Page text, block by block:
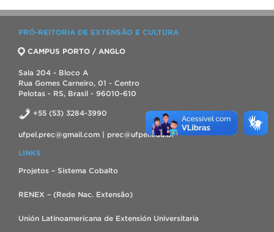
PRÓ-REITORIA DE EXTENSÃO E CULTURA
CAMPUS PORTO / ANGLO
Sala 204 - Bloco A
Rua Gomes Carneiro, 01 - Centro
Pelotas - RS, Brasil - 96010-610
+55 (53) 3284-3990
ufpel.prec@gmail.com | prec@ufpel.edu.br
LINKS
Projetos – Sistema Cobalto
RENEX – (Rede Nac. Extensão)
Unión Latinoamericana de Extensión Universitaria